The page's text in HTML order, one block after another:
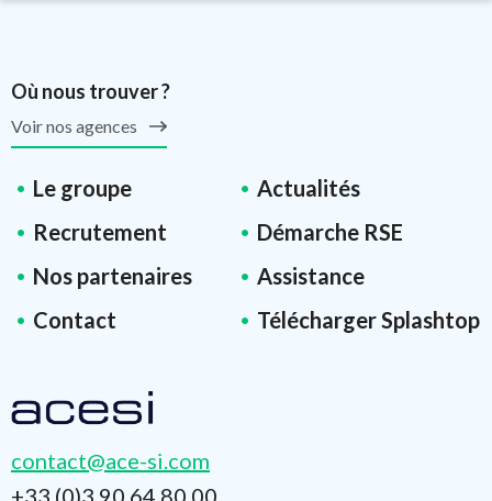
Où nous trouver ?
Voir nos agences
Le groupe
Actualités
Recrutement
Démarche RSE
Nos partenaires
Assistance
Contact
Télécharger Splashtop
contact@ace-si.com